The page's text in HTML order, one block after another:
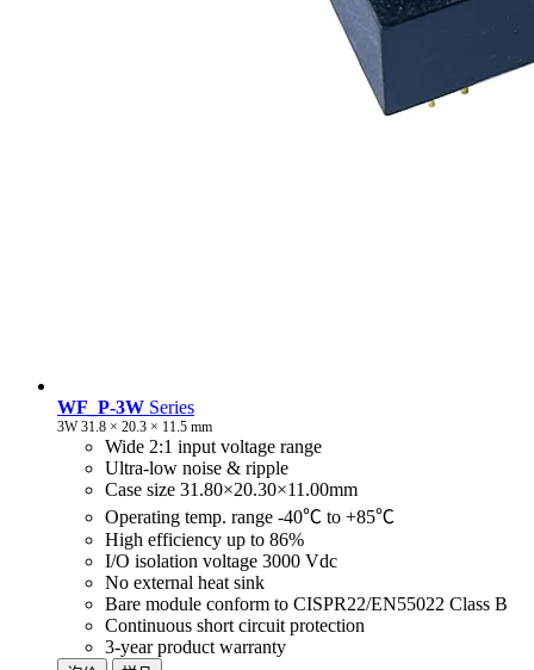
WF_P-3W Series
3W 31.8 × 20.3 × 11.5 mm
Wide 2:1 input voltage range
Ultra-low noise & ripple
Case size 31.80×20.30×11.00mm
Operating temp. range -40℃ to +85℃
High efficiency up to 86%
I/O isolation voltage 3000 Vdc
No external heat sink
Bare module conform to CISPR22/EN55022 Class B
Continuous short circuit protection
3-year product warranty